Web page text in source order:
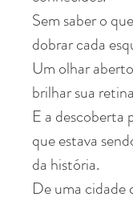
Sem saber o
dobrar cada
Um olhar
brilhar sua
E a descoberta
que estava
da história.
De uma cidade